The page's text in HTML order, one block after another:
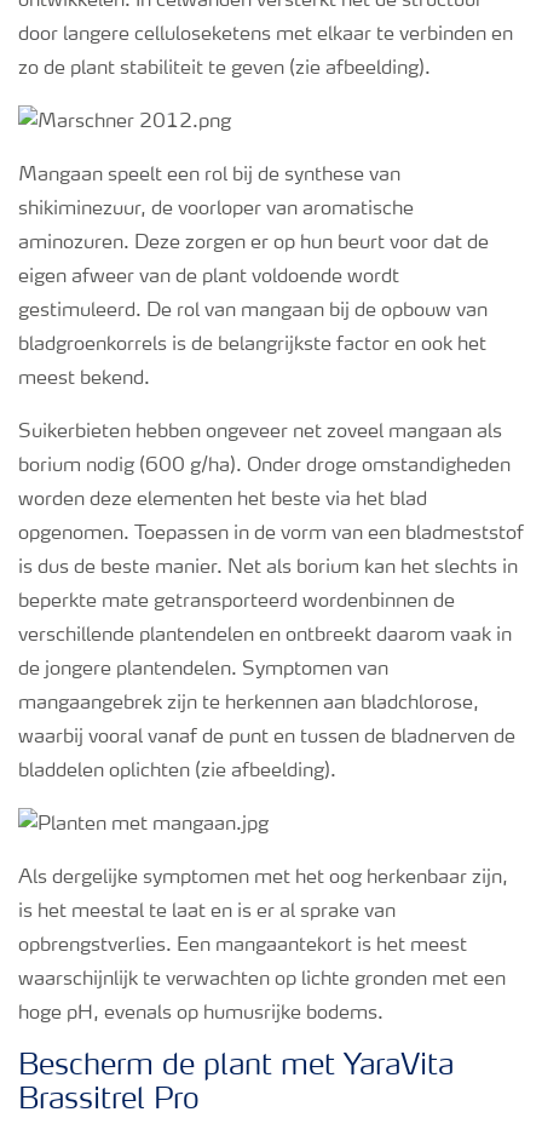
door langere celluloseketens met elkaar te verbinden en
zo de plant stabiliteit te geven (zie afbeelding).
Mangaan speelt een rol bij de synthese van
shikiminezuur, de voorloper van aromatische
aminozuren. Deze zorgen er op hun beurt voor dat de
eigen afweer van de plant voldoende wordt
gestimuleerd. De rol van mangaan bij de opbouw van
bladgroenkorrels is de belangrijkste factor en ook het
meest bekend.
Suikerbieten hebben ongeveer net zoveel mangaan als
borium nodig (600 g/ha). Onder droge omstandigheden
worden deze elementen het beste via het blad
opgenomen. Toepassen in de vorm van een bladmeststof
is dus de beste manier. Net als borium kan het slechts in
beperkte mate getransporteerd wordenbinnen de
verschillende plantendelen en ontbreekt daarom vaak in
de jongere plantendelen. Symptomen van
mangaangebrek zijn te herkennen aan bladchlorose,
waarbij vooral vanaf de punt en tussen de bladnerven de
bladdelen oplichten (zie afbeelding).
Als dergelijke symptomen met het oog herkenbaar zijn,
is het meestal te laat en is er al sprake van
opbrengstverlies. Een mangaantekort is het meest
waarschijnlijk te verwachten op lichte gronden met een
hoge pH, evenals op humusrijke bodems.
Bescherm de plant met YaraVita
Brassitrel Pro